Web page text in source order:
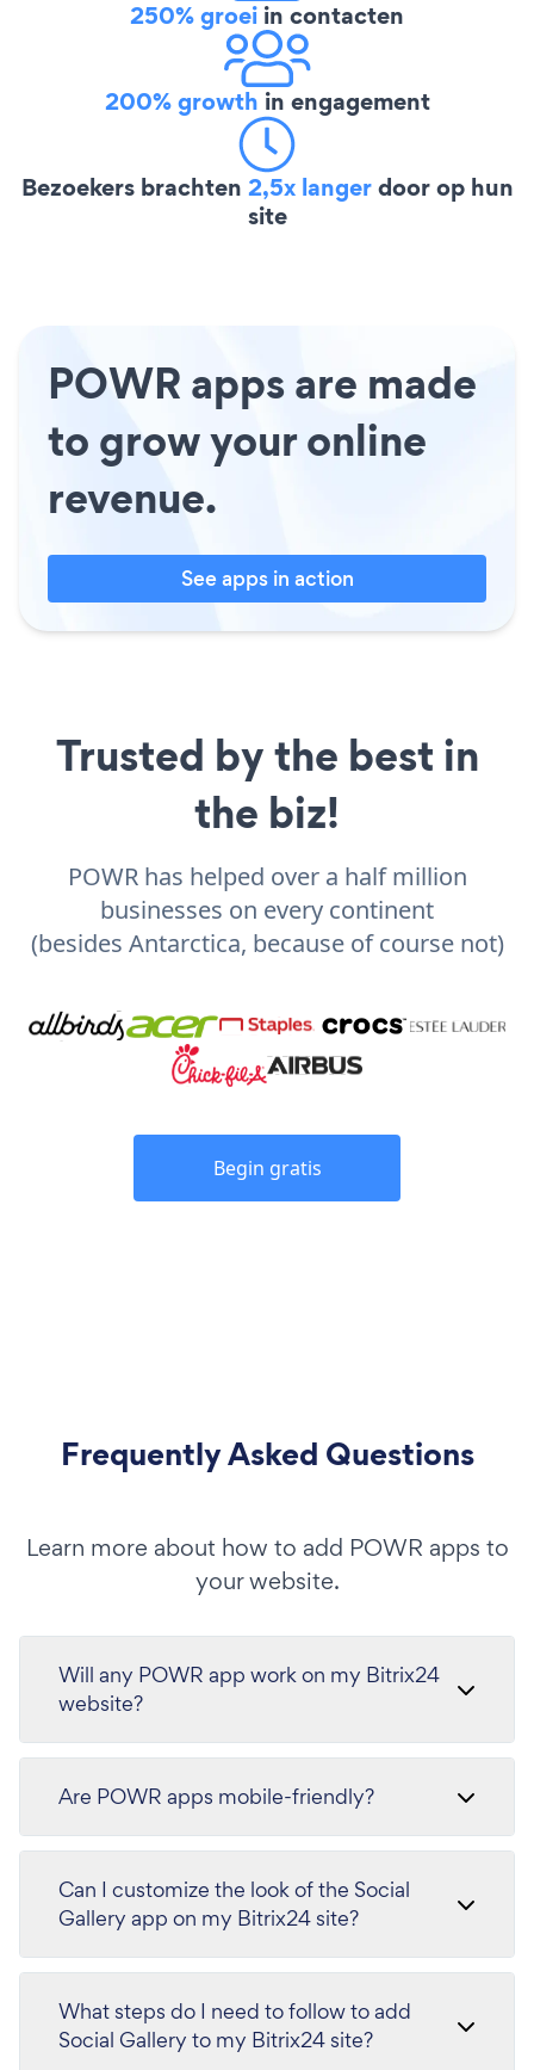
250% groei in contacten
200% growth in engagement
Bezoekers brachten 2,5x langerdoor op hun
site
POWR apps are made
to grow your online
revenue.
See apps in action
Trusted by the best in
the biz!
POWR has helped over a half million
businesses on every continent
(besides Antarctica, because of course not)
Begin gratis
Frequently Asked Questions
Learn more about how to add POWR apps to
your website.
Will any POWR app work on my Bitrix24
website?
Are POWR apps mobile-friendly?
Can I customize the look of the Social
Gallery app on my Bitrix24 site?
What steps do I need to follow to add
Social Gallery to my Bitrix24 site?